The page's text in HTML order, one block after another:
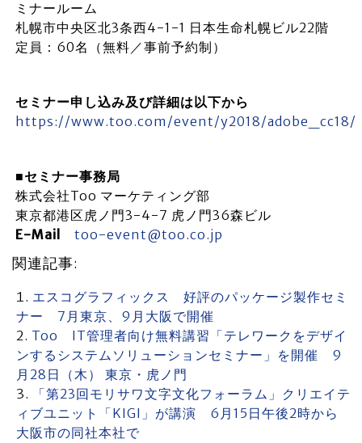
ミナールーム
札幌市中央区北3条西4-1-1 日本生命札幌ビル22階
定員：60名（無料／事前予約制）
セミナー申し込み及び詳細は以下から
https://www.too.com/event/y2018/adobe_cc18/
■セミナー事務局
株式会社Too マーケティング部
東京都港区虎ノ門3-4-7 虎ノ門36森ビル
E-Mail
too-event@too.co.jp
関連記事:
エスコグラフィックス 好評のパッケージ製作セミ
ナー 7月東京、9月大阪で開催
Too IT管理者向け無料講習「テレワークをデザイ
ンするシステムソリューションセミナー」を開催 9
月28日（木） 東京・虎ノ門
「第23回モリサワ文字文化フォーラム」クリエイテ
ィブユニット「KIGI」が講演 6月15日午後2時から
大阪市の同社本社で